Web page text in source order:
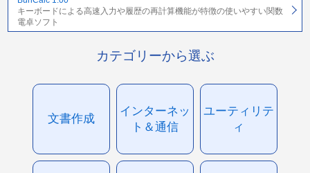
キーボードによる高速入力や履歴の再計算機能が特徴の使いやすい関数
電卓ソフト
カテゴリーから選ぶ
文書作成
インターネッ
ト＆通信
ユーティリテ
ィ